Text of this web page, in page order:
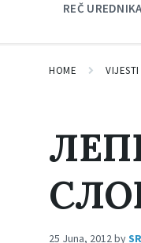
REČ
HOME VIJESTI
25 Juna, 2012by